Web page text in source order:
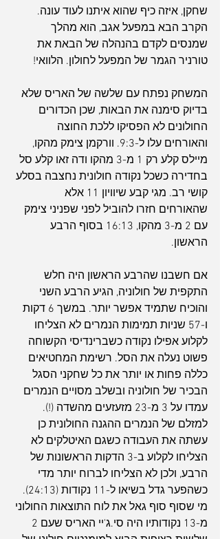
שחקן, איזה כיף שהוא איתנו לעוד עונה.
הקרב הבא במפעל אגב, הוא מהלך
שמנסים לקדם בהנהלה של הבאת את
טורניר הגמר של המפעל לחולון. הלוואי!
המשחק נפתח עם שלשה של האריס שלא
בדיוק סימנה את הבאות, שכן הכדורים
החולונים לא הפסיקו ללכת החוצה
והאורחים עלו ל-9:3. וורקמן צימק מהקו,
מיילס קלע רק 1 מ-3 מהקו ודה זאו קלע סל
בחדירה כשכל נקודה חולונית נחצבה בסלע
קושי רב. מגי קבע שיוויון 11 אלא
שהאורחים חזרו להוביל לפני שפניני צימק
עם 2 מ-3 מהקו, 16:13 בסוף הרבע
הראשון.
אם חשבנו שהרבע הראשון היה חלש
התקפית של חולוניה, הגיע הרבע השני
והוכיח שתמיד אפשר יותר. במשך 6 דקות
ו-57 שניות תמימות הנמרים לא הצליחו
לקלוע אפילו נקודה כשברינדיסי הקשוחה
פשוט נעלה את הסל. רשימת המחטיאים
כללה פחות או יותר את כל שחקני הסגל
הבכיר של חולוניה ובשלב מסויים הנמרים
עמדו על 3 מ-23 מזעזעים מהשדה (!).
למזלם של הנמרים ההגנה החולונית כן
עשתה את העבודה כשגם האיטלקים לא
הצליחו לקלוע ב-3 הדקות הראשונות של
הרבע, ולכן לא הצליחו לברוח יותר מדי
כשהפער גדל בשיאו ל-11 נקודות (24:13).
מי שסוף סוף גאל את לוח התוצאות החולוני